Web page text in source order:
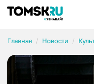
Главная Новости